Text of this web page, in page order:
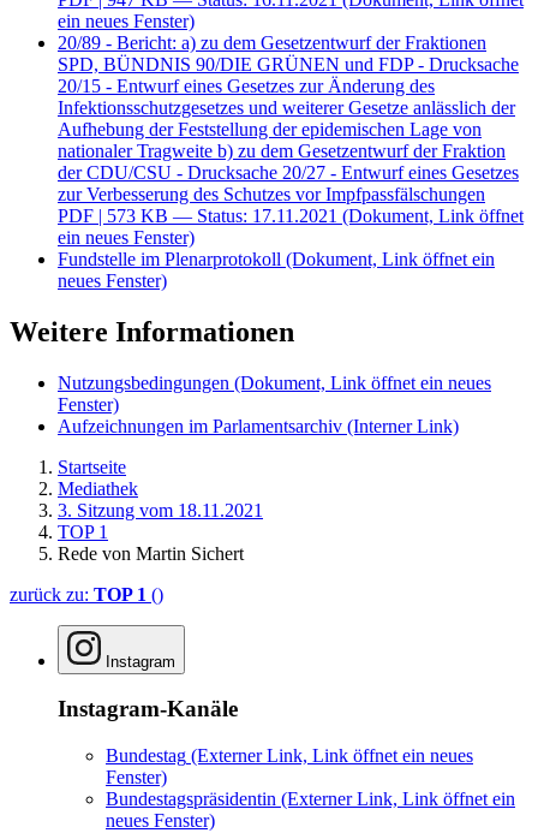
ein neues Fenster)
20/89 - Bericht: a) zu dem Gesetzentwurf der Fraktionen
SPD, BÜNDNIS 90/DIE GRÜNEN und FDP - Drucksache
20/15 - Entwurf eines Gesetzes zur Änderung des
Infektionsschutzgesetzes und weiterer Gesetze anlässlich der
Aufhebung der Feststellung der epidemischen Lage von
nationaler Tragweite b) zu dem Gesetzentwurf der Fraktion
der CDU/CSU - Drucksache 20/27 - Entwurf eines Gesetzes
zur Verbesserung des Schutzes vor Impfpassfälschungen
PDF | 573 KB — Status: 17.11.2021 (Dokument, Link öffnet
ein neues Fenster)
Fundstelle im Plenarprotokoll (Dokument, Link öffnet ein
neues Fenster)
Weitere Informationen
Nutzungsbedingungen (Dokument, Link öffnet ein neues
Fenster)
Aufzeichnungen im Parlamentsarchiv (Interner Link)
Startseite
Mediathek
3. Sitzung vom 18.11.2021
TOP 1
Rede von Martin Sichert
zurück zu: TOP 1 ()
Instagram
Instagram-Kanäle
Bundestag (Externer Link, Link öffnet ein neues
Fenster)
Bundestagspräsidentin (Externer Link, Link öffnet ein
neues Fenster)